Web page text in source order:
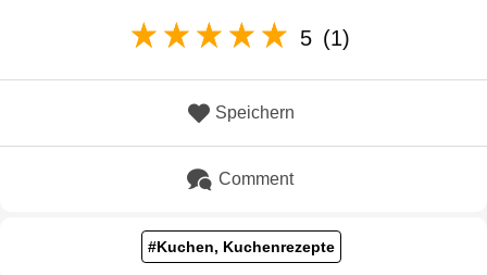
5 (1)
Speichern
Comment
#Kuchen, Kuchenrezepte